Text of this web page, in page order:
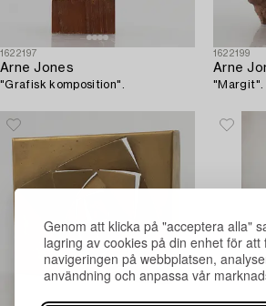
Genom att klicka på "acceptera alla"
lagring av cookies på din enhet för att
navigeringen på webbplatsen,
användning och anpassa vår
1622197
Arne Jones
"Grafisk komposition".
1622199
Arne
"Margit".